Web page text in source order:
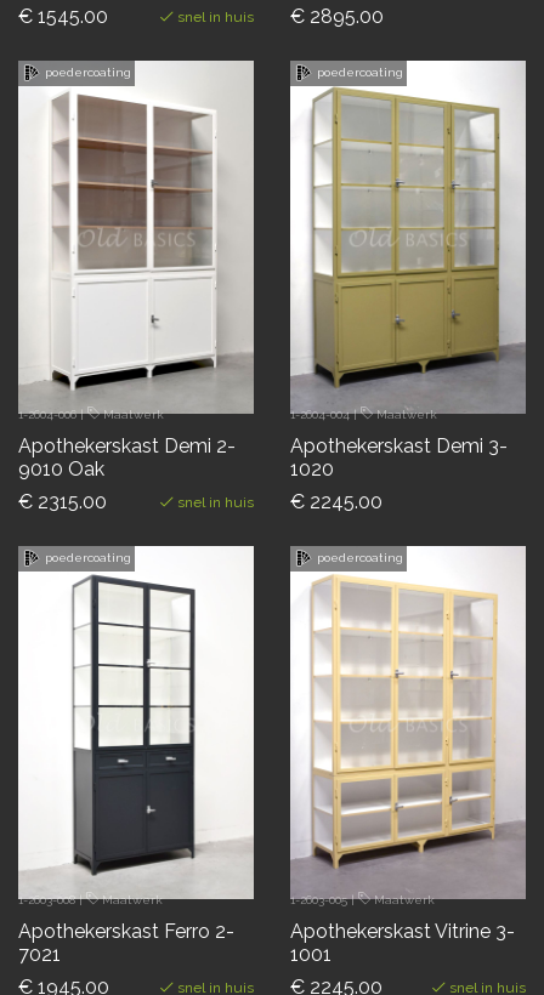
€ 1545.00
snel in huis
€ 2895.00
poedercoating
1-2604-006| Maatwerk
Apothekerskast Demi 2-
9010 Oak
€ 2315.00
snel in huis
poedercoating
1-2604-004| Maatwerk
Apothekerskast Demi 3-
1020
€ 2245.00
poedercoating
1-2603-008| Maatwerk
Apothekerskast Ferro 2-
7021
€ 1945.00
snel in huis
poedercoating
1-2603-005| Maatwerk
Apothekerskast Vitrine 3-
1001
€ 2245.00
snel in huis